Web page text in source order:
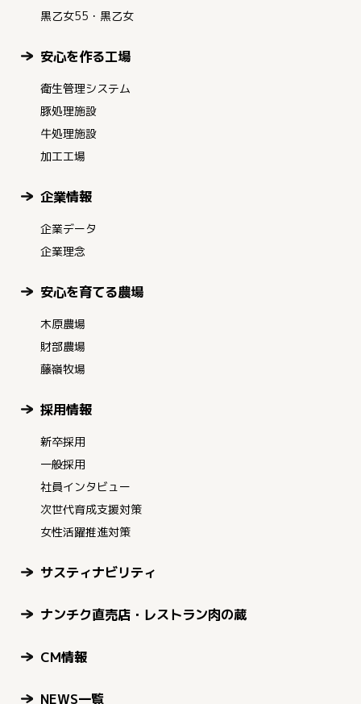
黒乙女55・黒乙女
安心を作る工場
衛生管理システム
豚処理施設
牛処理施設
加工工場
企業情報
企業データ
企業理念
安心を育てる農場
木原農場
財部農場
藤嶺牧場
採用情報
新卒採用
一般採用
社員インタビュー
次世代育成支援対策
女性活躍推進対策
サスティナビリティ
ナンチク直売店・レストラン肉の蔵
CM情報
NEWS一覧